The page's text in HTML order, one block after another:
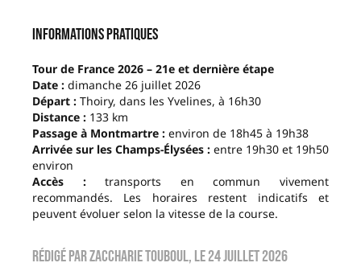
Informations pratiques
Tour de France 2026 – 21e et dernière étape
Date : dimanche 26 juillet 2026
Départ : Thoiry, dans les Yvelines, à 16h30
Distance : 133 km
Passage à Montmartre : environ de 18h45 à 19h38
Arrivée sur les Champs-Élysées : entre 19h30 et 19h50
environ
Accès :transports en commun vivement
recommandés. Les horaires restent indicatifs et
peuvent évoluer selon la vitesse de la course.
Rédigé parZaccharie TOUBOUL, le24 juillet 2026